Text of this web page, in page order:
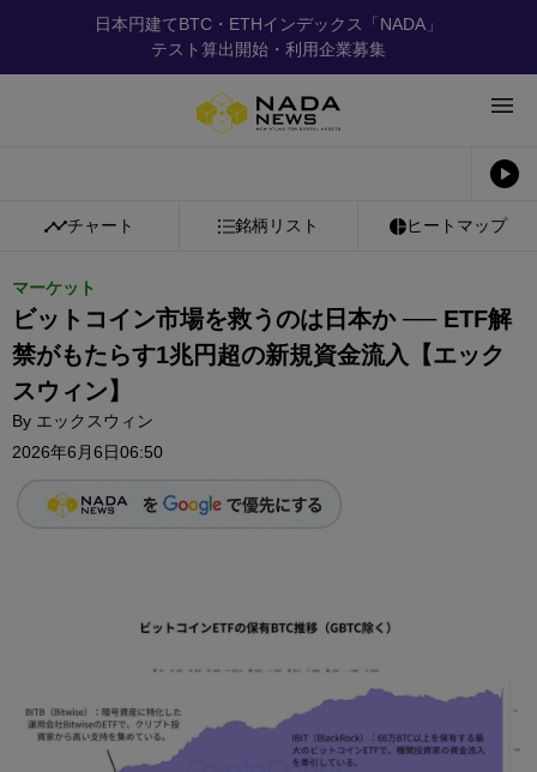
日本円建てBTC・ETHインデックス「NADA」
テスト算出開始・利用企業募集
チャート 銘柄リスト ヒートマップ
マーケット
ビットコイン市場を救うのは日本か ── ETF解
禁がもたらす1兆円超の新規資金流入【エック
スウィン】
By エックスウィン
2026年6月6日06:50